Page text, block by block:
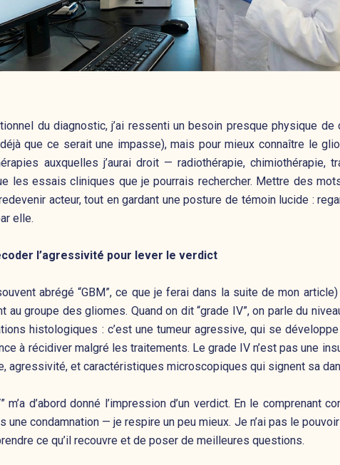
du diagnostic, j’ai ressenti un besoin presque physique de
que ce serait une impasse), mais pour mieux connaître le
auxquelles j’aurai droit — radiothérapie, chimiothérapie,
les essais cliniques que je pourrais rechercher. Mettre des
acteur, tout en gardant une posture de témoin lucide :
elle.
l’agressivité pour lever le verdict
abrégé “GBM”, ce que je ferai dans la suite de mon
au groupe des gliomes. Quand on dit “grade IV”, on parle du
histologiques : c’est une tumeur agressive, qui se
à récidiver malgré les traitements. Le grade IV n’est pas une
agressivité, et caractéristiques microscopiques qui signent sa
m’a d’abord donné l’impression d’un verdict. En le comprenant
une condamnation — je respire un peu mieux. Je n’ai pas le
ce qu’il recouvre et de poser de meilleures questions.